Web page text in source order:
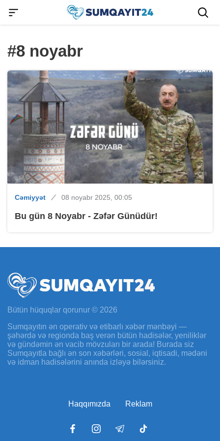
#8 noyabr
Cəmiyyət 08 noyabr 2025, 00:05
Bu gün 8 Noyabr - Zəfər Günüdür!
Bütün hüquqlar qorunur © 2026
Sumqayıtın ən operativ və etibarlı xəbər mənbəyi —
şəhərdə və regionda baş verən bütün hadisələr, yeniliklər
və gündəmin ən vacib mövzuları bir arada! Burada siz
Sumqayıtla bağlı ən son xəbərləri, sosial, iqtisadi, mədəni
və idman hadisələrini anında izləyə bilərsiniz.
Haqqımızda Reklam